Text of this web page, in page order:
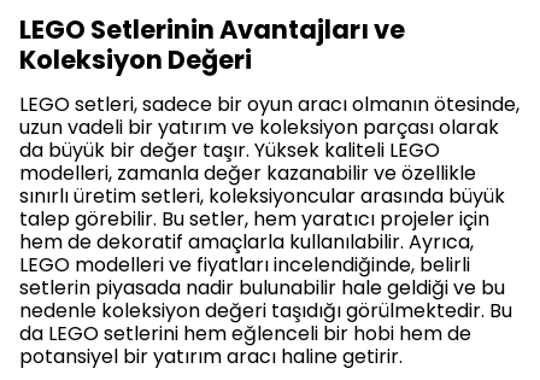
LEGO Setlerinin Avantajları ve
Koleksiyon Değeri
LEGO setleri, sadece bir oyun aracı olmanın ötesinde,
uzun vadeli bir yatırım ve koleksiyon parçası olarak
da büyük bir değer taşır. Yüksek kaliteli LEGO
modelleri, zamanla değer kazanabilir ve özellikle
sınırlı üretim setleri, koleksiyoncular arasında büyük
talep görebilir. Bu setler, hem yaratıcı projeler için
hem de dekoratif amaçlarla kullanılabilir. Ayrıca,
LEGO modelleri ve fiyatları incelendiğinde, belirli
setlerin piyasada nadir bulunabilir hale geldiği ve bu
nedenle koleksiyon değeri taşıdığı görülmektedir. Bu
da LEGO setlerini hem eğlenceli bir hobi hem de
potansiyel bir yatırım aracı haline getirir.